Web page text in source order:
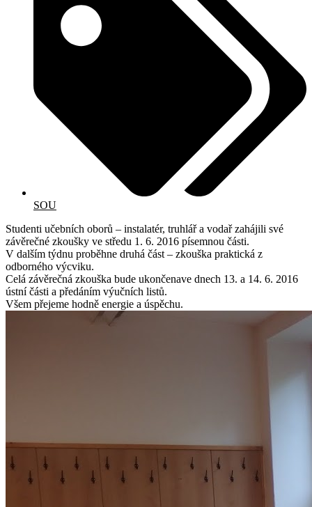
SOU
Studenti učebních oborů – instalatér, truhlář a vodař zahájili své
závěrečné zkoušky ve středu 1. 6. 2016 písemnou části.
V dalším týdnu proběhne druhá část – zkouška praktická z
odborného výcviku.
Celá závěrečná zkouška bude ukončenave dnech 13. a 14. 6. 2016
ústní části a předáním výučních listů.
Všem přejeme hodně energie a úspěchu.